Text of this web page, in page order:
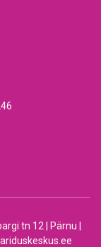
tn 12 | Pärnu |